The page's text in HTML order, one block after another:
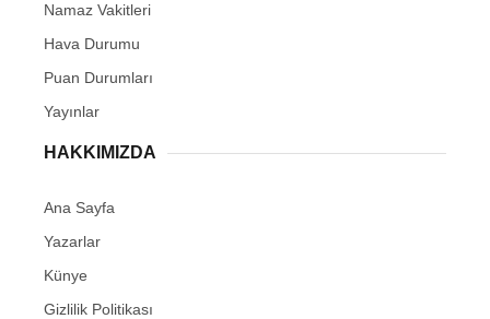
Namaz Vakitleri
Hava Durumu
Puan Durumları
Yayınlar
HAKKIMIZDA
Ana Sayfa
Yazarlar
Künye
Gizlilik Politikası